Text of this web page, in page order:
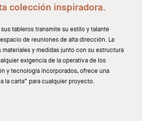
colección inspiradora.
tableros transmite su estilo y talante
de reuniones de alta dirección. La
materiales y medidas junto con su estructura
exigencia de la operativa de los
y tecnología incorporados, ofrece una
la carta” para cualquier proyecto.